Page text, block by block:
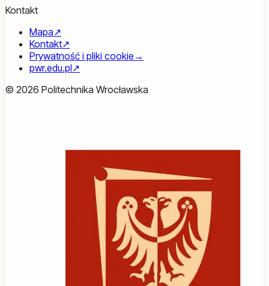
Kontakt
Mapa↗
Kontakt↗
Prywatność i pliki cookie →
pwr.edu.pl↗
© 2026 Politechnika Wrocławska